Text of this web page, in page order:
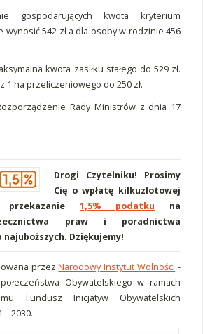
gospodarujących kwota kryterium
542 zł a dla osoby w rodzinie 456
kwota zasiłku stałego do 529 zł.
1 ha przeliczeniowego do 250 zł.
Rady Ministrów z dnia 17
Drogi Czytelniku! Prosimy
Cię o wpłatę kilkuzłotowej
1,5% podatku na
praw i poradnictwa
Dziękujemy!
przezNarodowy Instytut Wolności -
Obywatelskiego w ramach
Fundusz Inicjatyw Obywatelskich
– 2030.